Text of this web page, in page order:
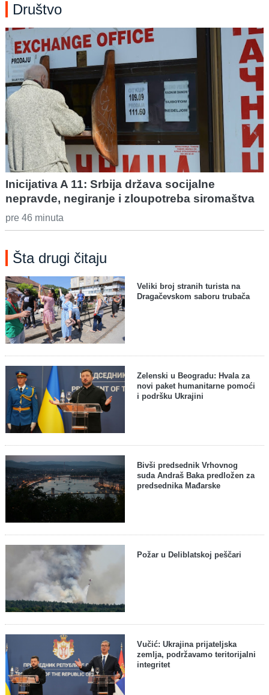
Društvo
Inicijativa A 11: Srbija država socijalne
nepravde, negiranje i zloupotreba siromaštva
pre 46 minuta
Šta drugi čitaju
Veliki broj stranih turista na
Dragačevskom saboru trubača
Zelenski u Beogradu: Hvala za
novi paket humanitarne pomoći
i podršku Ukrajini
Bivši predsednik Vrhovnog
suda Andraš Baka predložen za
predsednika Mađarske
Požar u Deliblatskoj peščari
Vučić: Ukrajina prijateljska
zemlja, podržavamo teritorijalni
integritet